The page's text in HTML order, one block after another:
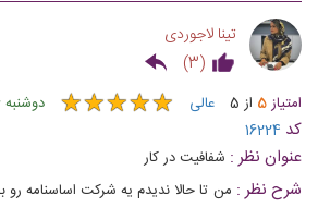
تینا لاجوردی
(
3
)
امتیاز5 از 5 عالی ★★★★★
★★★★★ دوشنبه 16 تیر 1399
کد 16224
عنوان نظر : شفافیت در کار
شرح نظر : من تا حالا ندیدم یه شرکت اساسنامه رو